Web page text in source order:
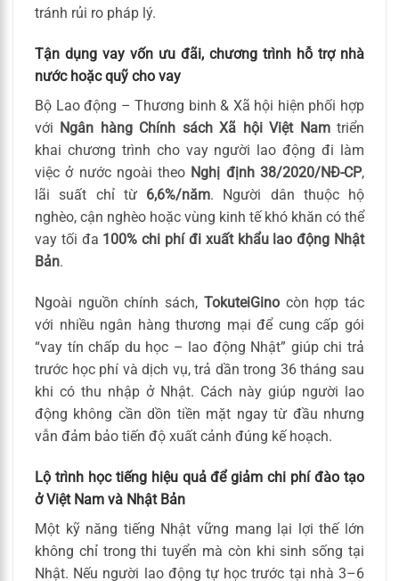
tránh rủi ro pháp lý.
Tận dụng vay vốn ưu đãi, chương trình hỗ trợ nhà
nước hoặc quỹ cho vay
Bộ Lao động – Thương binh & Xã hội hiện phối hợp
với Ngân hàng Chính sách Xã hội Việt Namtriển
khai chương trình cho vay người lao động đi làm
việc ở nước ngoài theo Nghị định 38/2020/NĐ-CP,
lãi suất chỉ từ 6,6%/năm. Người dân thuộc hộ
nghèo, cận nghèo hoặc vùng kinh tế khó khăn có thể
vay tối đa 100% chi phí đi xuất khẩu lao động Nhật
Bản.
Ngoài nguồn chính sách, TokuteiGinocòn hợp tác
với nhiều ngân hàng thương mại để cung cấp gói
“vay tín chấp du học – lao động Nhật” giúp chi trả
trước học phí và dịch vụ, trả dần trong 36 tháng sau
khi có thu nhập ở Nhật. Cách này giúp người lao
động không cần dồn tiền mặt ngay từ đầu nhưng
vẫn đảm bảo tiến độ xuất cảnh đúng kế hoạch.
Lộ trình học tiếng hiệu quả để giảm chi phí đào tạo
ở Việt Nam và Nhật Bản
Một kỹ năng tiếng Nhật vững mang lại lợi thế lớn
không chỉ trong thi tuyển mà còn khi sinh sống tại
Nhật. Nếu người lao động tự học trước tại nhà 3–6